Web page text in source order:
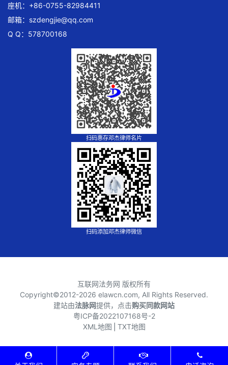
座机：+86-0755-82984411
邮箱： szdengjie@qq.com
Q Q：578700168
扫码惠存邓杰律师名片
扫码添加邓杰律师微信
互联网法务网 版权所有
Copyright©2012-2026 elawcn.com, All Rights Reserved.
建站由法脉网提供，点击购买同款网站
粤ICP备2022107168号-2
XML地图 TXT地图